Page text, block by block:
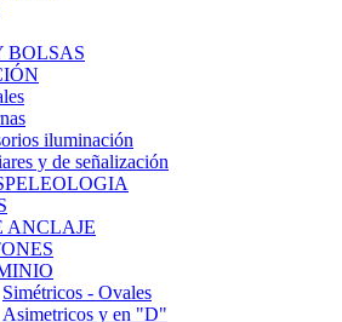
BOLSAS
iluminación
y de señalización
ANCLAJE
Simétricos - Ovales
Asimetricos y en "D"